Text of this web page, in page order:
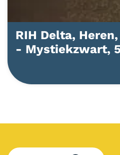
RIH Delta,
- Mystiekzwart, 5